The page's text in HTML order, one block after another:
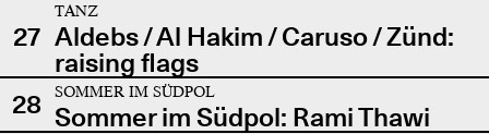
27
TANZ
Aldebs / Al Hakim / Caruso / Zünd:
raising flags
28
SOMMER IM SÜDPOL
Sommer im Südpol: Rami Thawi